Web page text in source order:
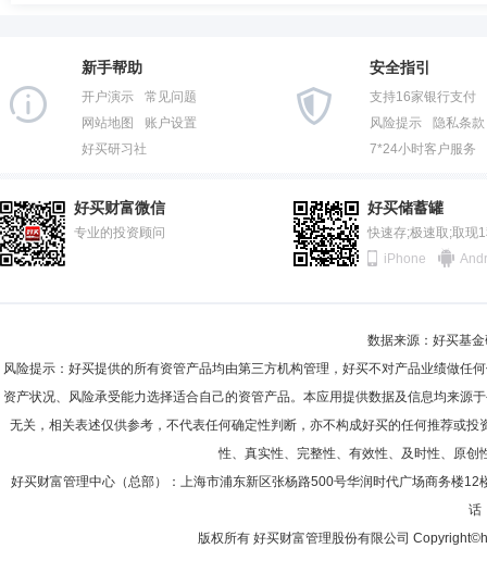
新手帮助
开户演示
常见问题
网站地图
账户设置
好买研习社
安全指引
支持16家银行支付
风险提示
隐私条款
7*24小时客户服务
好买财富微信
专业的投资顾问
好买储蓄罐
快速存;极速取;取现
iPhone
数据来源：好买基
风险提示：好买提供的所有资管产品均由第三方机构管理，好买不对产品业绩做
资产状况、风险承受能力选择适合自己的资管产品。本应用提供数据及信息均来
无关，相关表述仅供参考，不代表任何确定性判断，亦不构成好买的任何推荐或
性、真实性、完整性、有效性、及时性、原
好买财富管理中心（总部）：上海市浦东新区张杨路500号华润时代广场商务楼12
话
版权所有 好买财富管理股份有限公司